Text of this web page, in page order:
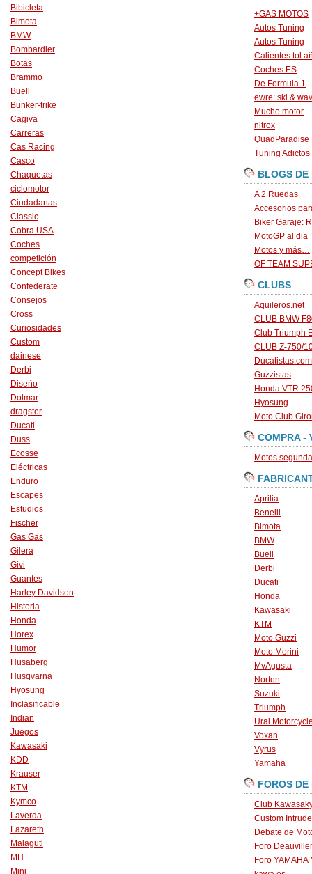
Bibicleta
Bimota
BMW
Bombardier
Botas
Brammo
Buell
Bunker-trike
Cagiva
Carreras
Cas Racing
Casco
Chaquetas
ciclomotor
Ciudadanas
Classic
Cobra USA
Coches
competición
Concept Bikes
Confederate
Consejos
Cross
Curiosidades
Custom
dainese
Derbi
Diseño
Dolmar
dragster
Ducati
Duss
Ecosse
Eléctricas
Enduro
Escapes
Estudios
Fischer
Gas Gas
Gilera
Givi
Guantes
Harley Davidson
Historia
Honda
Horex
Humor
Husaberg
Husqvarna
Hyosung
Inclasificable
Indian
Juegos
Kawasaki
KDD
Krauser
KTM
Kymco
Laverda
Lazareth
Malaguti
MH
Mini
+GAS MOTOS
Autos Tuning
Autos Tuning
Calientes tol
Coches ES
De Formula 1
ewre: ski &
Mucho motor
nitrox
QuadParadise
Tuning Adictos
BLOGS DE
A 2 Ruedas
Accesorios
Biker Garaje:
MotoGP al dia
Motos y más…
OF TEAM
CLUBS
Aquileros.net
CLUB BMW
Club Triumph
CLUB Z-750/
Ducatistas.com
Guzzistas
Honda VTR
Hyosung
Moto Club
COMPRA -
Motos
Aprilia
Benelli
Bimota
BMW
Buell
Derbi
Ducati
Honda
Kawasaki
KTM
Moto Guzzi
Moto Morini
MvAgusta
Norton
Suzuki
Triumph
Ural
Voxan
Vyrus
Yamaha
FOROS DE
Club
Custom
Debate de
Foro
Foro YAMAHA